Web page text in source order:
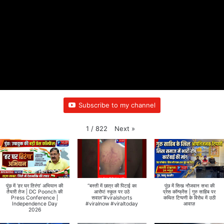
Subscribe to my channel
1 / 822 Next »
पुंछ में ‘हर घर तिरंगा’ अभियान की
तैयारी तेज | DC Poonch की
Press Conference |
Independence Day
2026
“बस्ती में छात्र की पिटाई का
आरोप! स्कूल पर उठे
सवाल”#viralshorts
#viralnow #viraltoday
पुंछ में सिख नौजवान सभा की
प्रेस कॉन्फ्रेंस | गुरु साहिब पर
कथित टिप्पणी के विरोध में उठी
आवाज़